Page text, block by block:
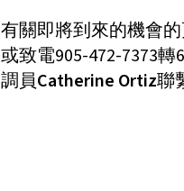
有關即將到來的機會
或致電905-472-7373
調員Catherine Ortiz聯